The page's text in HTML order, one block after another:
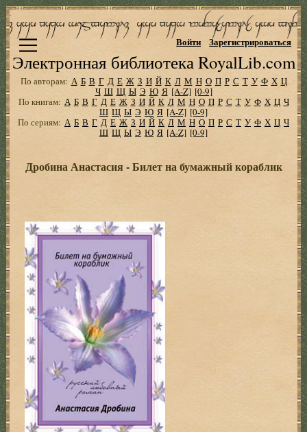
Электронная библиотека RoyalLib.com
Войти Зарегистрироваться
По авторам: А Б В Г Д Е Ж З И Й К Л М Н О П Р С Т У Ф Х Ц
Ч Ш Щ Ы Э Ю Я [A-Z] [0-9]
По книгам: А Б В Г Д Е Ж З И Й К Л М Н О П Р С Т У Ф Х Ц Ч
Ш Щ Ы Э Ю Я [A-Z] [0-9]
По сериям: А Б В Г Д Е Ж З И Й К Л М Н О П Р С Т У Ф Х Ц Ч
Ш Щ Ы Э Ю Я [A-Z] [0-9]
Дробина Анастасия - Билет на бумажный кораблик